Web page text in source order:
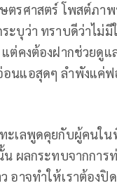
ตรศาสตร์ โพสต์ภา
ะบุว่า ทราบดีว่าไม่มี
แต่คงต้องฝากช่วยดูแ
นแอสุดๆ ลำพังแค่ฟ
ะเลพูดคุยกับผู้คนใ
ผลกระทบจากการ
อาจทำให้เราต้องปิ